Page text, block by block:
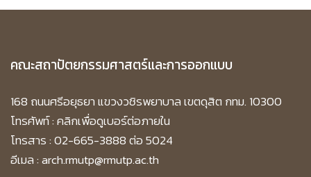
คณะสถาปัตยกรรมศาสตร์และการออกแบบ
168 ถนนศรีอยุธยา แขวงวชิรพยาบาล เขตดุสิต กทม. 10300
โทรศัพท์ :คลิกเพื่อดูเบอร์ต่อภายใน
โทรสาร : 02-665-3888 ต่อ 5024
อีเมล : arch.rmutp@rmutp.ac.th